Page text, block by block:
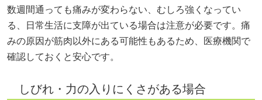
数週間通っても痛みが変わらない、むしろ強くなってい
る、日常生活に支障が出ている場合は注意が必要です。痛
みの原因が筋肉以外にある可能性もあるため、医療機関で
確認しておくと安心です。
しびれ・力の入りにくさがある場合